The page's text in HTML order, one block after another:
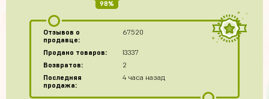
98%
Отзывов о
продавце:
67520
Продано товаров:
13337
Возвратов:
2
Последняя
продажа:
4 часа назад